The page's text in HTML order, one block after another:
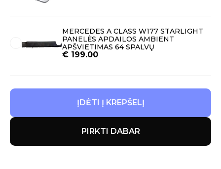
MERCEDES A CLASS W177 STARLIGHT
PANELĖS APDAILOS AMBIENT
APŠVIETIMAS 64 SPALVŲ
€ 199.00
ĮDĖTI Į KREPŠELĮ
PIRKTI DABAR